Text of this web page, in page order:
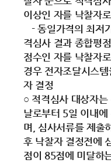
이상인 자를 낙찰자
- 동일가격의 최저
격심사 결과 종합평
점수인 자를 낙찰자
경우 전자조달시스
자 결정
○ 적격심사 대상자
날로부터 5일 이내
며, 심사서류를 제출
후 낙찰자 결정전에
점이 85점에 미달하